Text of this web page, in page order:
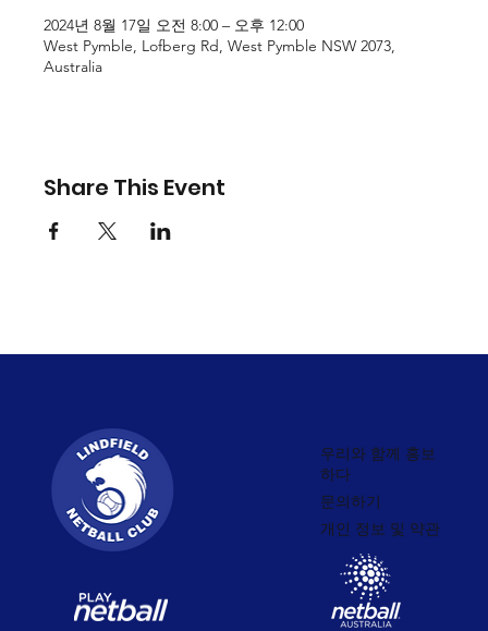
2024년 8월 17일 오전 8:00 – 오후 12:00
West Pymble, Lofberg Rd, West Pymble NSW 2073,
Australia
Share This Event
우리와 함께 홍보
하다
문의하기
개인 정보 및 약관